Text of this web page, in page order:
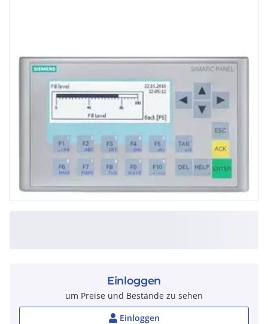
Einloggen
um Preise und Bestände zu sehen
Einloggen